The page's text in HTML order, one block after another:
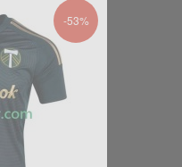
-53%